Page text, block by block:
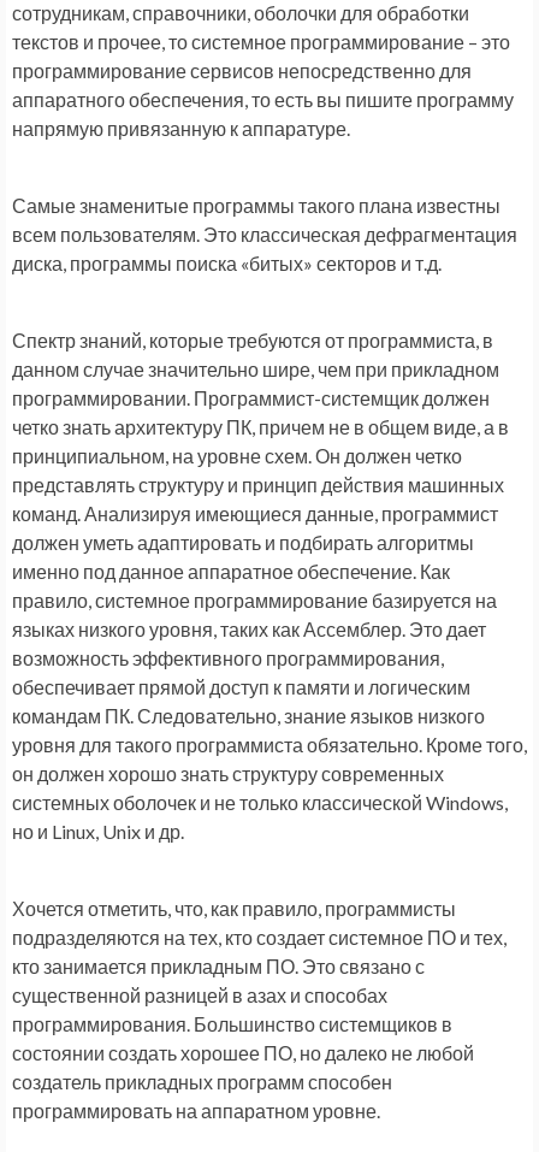
сотрудникам, справочники, оболочки для обработки
текстов и прочее, то системное программирование – это
программирование сервисов непосредственно для
аппаратного обеспечения, то есть вы пишите программу
напрямую привязанную к аппаратуре.
Самые знаменитые программы такого плана известны
всем пользователям. Это классическая дефрагментация
диска, программы поиска «битых» секторов и т.д.
Спектр знаний, которые требуются от программиста, в
данном случае значительно шире, чем при прикладном
программировании. Программист-системщик должен
четко знать архитектуру ПК, причем не в общем виде, а в
принципиальном, на уровне схем. Он должен четко
представлять структуру и принцип действия машинных
команд. Анализируя имеющиеся данные, программист
должен уметь адаптировать и подбирать алгоритмы
именно под данное аппаратное обеспечение. Как
правило, системное программирование базируется на
языках низкого уровня, таких как Ассемблер. Это дает
возможность эффективного программирования,
обеспечивает прямой доступ к памяти и логическим
командам ПК. Следовательно, знание языков низкого
уровня для такого программиста обязательно. Кроме того,
он должен хорошо знать структуру современных
системных оболочек и не только классической Windows,
но и Linux, Unix и др.
Хочется отметить, что, как правило, программисты
подразделяются на тех, кто создает системное ПО и тех,
кто занимается прикладным ПО. Это связано с
существенной разницей в азах и способах
программирования. Большинство системщиков в
состоянии создать хорошее ПО, но далеко не любой
создатель прикладных программ способен
программировать на аппаратном уровне.